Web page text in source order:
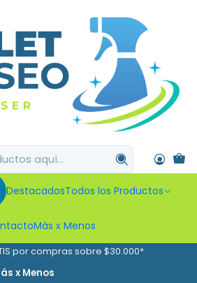
DestacadosTodos los Productos
Más x Menos
por compras sobre $30.000*
x Menos